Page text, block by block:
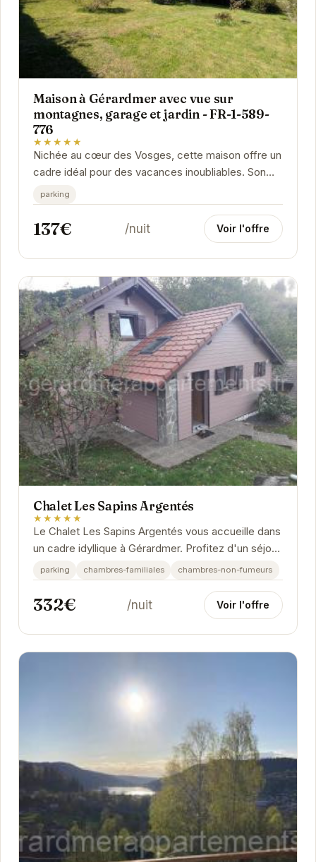
Maison à Gérardmer avec vue sur
montagnes, garage et jardin - FR-1-589-
776
★★★★★
Nichée au cœur des Vosges, cette maison offre un
cadre idéal pour des vacances inoubliables. Son
emplacement privilégié vous permettra de...
parking
137€ /nuit Voir l'offre
Chalet Les Sapins Argentés
★★★★★
Le Chalet Les Sapins Argentés vous accueille dans
un cadre idyllique à Gérardmer. Profitez d'un séjour
relaxant dans ce chalet confortable et...
parking chambres-familiales chambres-non-fumeurs
332€ /nuit Voir l'offre